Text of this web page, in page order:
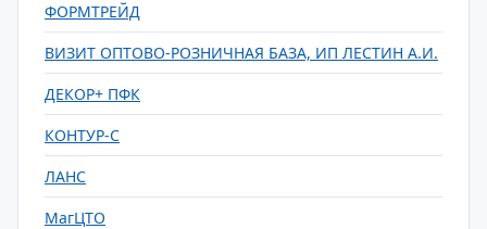
ФОРМТРЕЙД
ВИЗИТ ОПТОВО-РОЗНИЧНАЯ БАЗА, ИП ЛЕСТИН А.И.
ДЕКОР+ ПФК
КОНТУР-С
ЛАНС
МагЦТО